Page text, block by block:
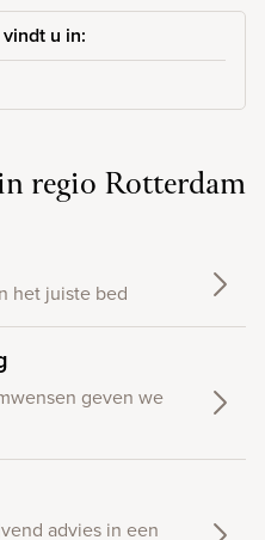
u in:
regio Rotterdam
het juiste bed
geven we
advies in een